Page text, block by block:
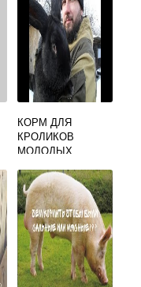
КОРМ ДЛЯ
КРОЛИКОВ
МОЛОДЫХ